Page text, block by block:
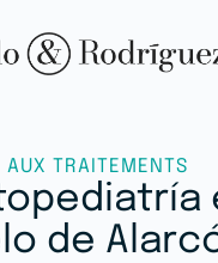
AUX TRAITEMENTS
de